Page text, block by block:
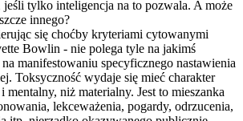
jeśli tylko inteligencja na to pozwala. A może
innego?
się choćby kryteriami cytowanymi
Bowlin - nie polega tyle na jakimś
manifestowaniu specyficznego nastawienia
Toksyczność wydaje się mieć charakter
mentalny, niż materialny. Jest to mieszanka
, lekceważenia, pogardy, odrzucenia,